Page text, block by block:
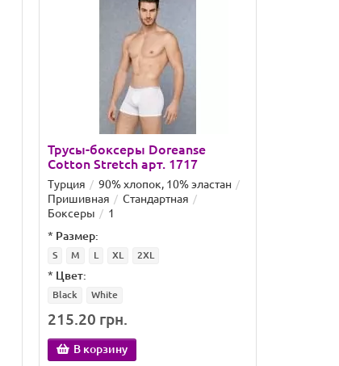
Трусы-боксеры Doreanse
Cotton Stretch арт. 1717
Турция
90% хлопок, 10% эластан
Пришивная
Стандартная
Боксеры
1
* Размер:
S M L XL 2XL
* Цвет:
Black White
215.20 грн.
В корзину